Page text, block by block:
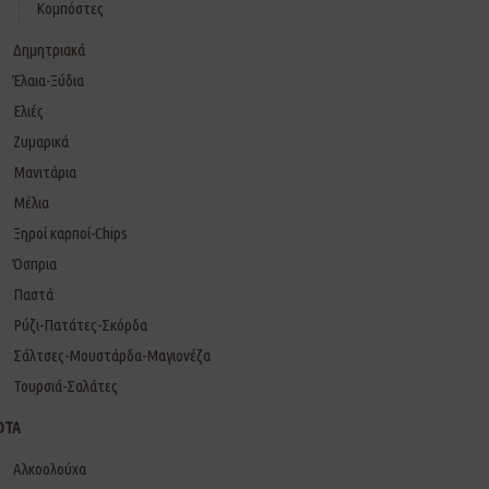
Κομπόστες
Δημητριακά
Έλαια-Ξύδια
Ελιές
Ζυμαρικά
Μανιτάρια
Μέλια
Ξηροί καρποί-Chips
Όσπρια
Παστά
Ρύζι-Πατάτες-Σκόρδα
Σάλτσες-Μουστάρδα-Μαγιονέζα
Τουρσιά-Σαλάτες
Αλκοολούχα